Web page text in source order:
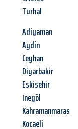
Turhal
Adiyaman
Aydin
Ceyhan
Diyarbakir
Eskisehir
Inegöl
Kahramanmaras
Kocaeli